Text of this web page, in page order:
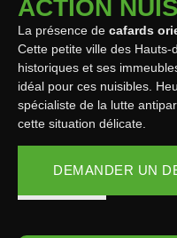
ACTION
La présence de cafards
Cette petite ville des
historiques et ses
idéal pour ces nuisibles.
spécialiste de la lutte
cette situation délicate.
DEMANDER UN